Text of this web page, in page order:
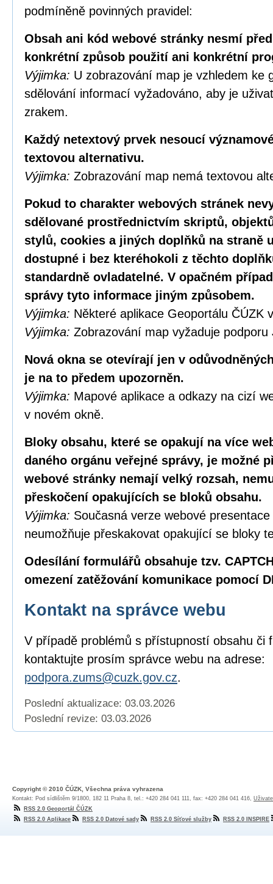
podmíněně povinných pravidel:
Obsah ani kód webové stránky nesmí
konkrétní způsob použití ani konkrétní
Výjimka: U zobrazování map je vzhledem ke
sdělování informací vyžadováno, aby je
zrakem.
Každý netextový prvek nesoucí
textovou alternativu.
Výjimka: Zobrazování map nemá textovou
Pokud to charakter webových stránek
sdělované prostřednictvím skriptů,
stylů, cookies a jiných doplňků na straně
dostupné i bez kteréhokoli z těchto
standardně ovladatelné. V opačném
správy tyto informace jiným způsobem.
Výjimka: Některé aplikace Geoportálu ČÚZK
Výjimka: Zobrazování map vyžaduje podporu
Nová okna se otevírají jen v
je na to předem upozorněn.
Výjimka: Mapové aplikace a odkazy na cizí
v novém okně.
Bloky obsahu, které se opakují na více
daného orgánu veřejné správy, je možné
webové stránky nemají velký rozsah,
přeskočení opakujících se bloků obsahu.
Výjimka: Současná verze webové
neumožňuje přeskakovat opakující se bloky
Odesílání formulářů obsahuje tzv.
omezení zatěžování komunikace pomocí
Kontakt na správce webu
V případě problémů s přístupností obsahu či
kontaktujte prosím správce webu na adrese:
podpora.zums@cuzk.gov.cz.
Poslední aktualizace: 03.03.2026
Poslední revize: 03.03.2026
Copyright © 2010 ČÚZK, Všechna práva vyhrazena
Kontakt: Pod sídlištěm 9/1800, 182 11 Praha 8, tel.: +420 284 041 111, fax: +420 284 041 416,
RSS 2.0 Geoportál ČÚZK
RSS 2.0 Aplikace
RSS 2.0 Datové sady RSS 2.0 Síťové služby RSS 2.0 INSPIRE